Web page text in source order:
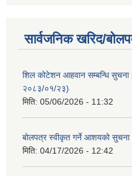
सार्वजनिक खरिद/
शिल कोटेशन आहवान सम्बन्धि
२०८३/०१/२३)
मिति: 05/06/2026 - 11:32
बोलपत्र स्वीकृत गर्ने आशयको
मिति: 04/17/2026 - 12:42